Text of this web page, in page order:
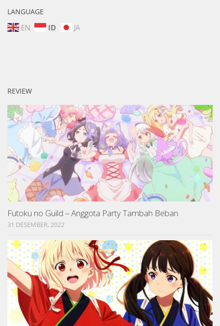
LANGUAGE
EN ID JA
REVIEW
Futoku no Guild – Anggota Party Tambah Beban
31 DESEMBER, 2022